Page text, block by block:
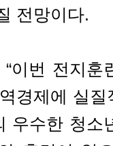
전망이다.
이번 전지
경제에 실
우수한 청